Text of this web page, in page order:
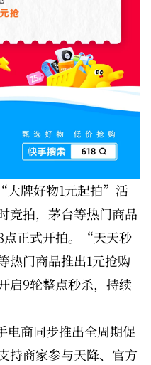
大牌好物1元起拍”活
竞拍，茅台等热门商品
点正式开拍。“天天秒
热门商品推出1元抢购
启9轮整点秒杀，持续
电商同步推出全周期促
持商家参与天降、官方